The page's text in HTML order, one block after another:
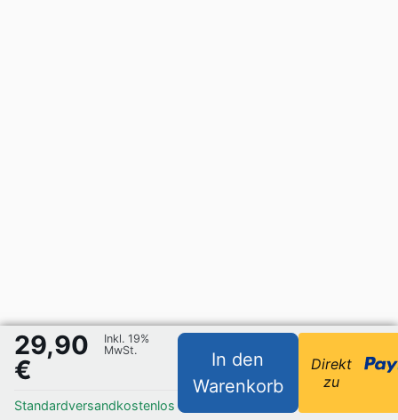
29,90
€
Inkl. 19%
MwSt.
Standardversandkostenlos
In den
Warenkorb
Direkt
zu